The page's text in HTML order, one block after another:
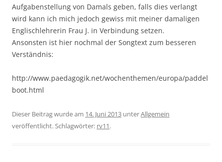
Aufgabenstellung von Damals geben, falls dies verlangt
wird kann ich mich jedoch gewiss mit meiner damaligen
Englischlehrerin Frau J. in Verbindung setzen.
Ansonsten ist hier nochmal der Songtext zum besseren
Verständnis:
http://www.paedagogik.net/wochenthemen/europa/paddel
boot.html
Dieser Beitrag wurde am 14. Juni 2013 unterAllgemein
veröffentlicht. Schlagwörter: rv11.